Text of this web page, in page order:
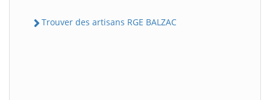
Trouver des artisans RGE BALZAC